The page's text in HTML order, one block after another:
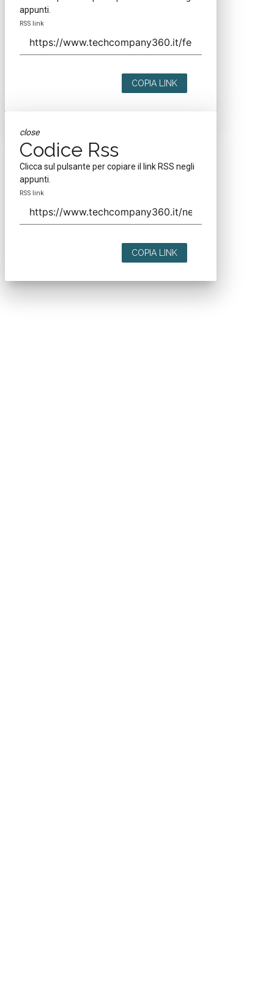
appunti.
RSS link
COPIA LINK
close
Codice Rss
Clicca sul pulsante per copiare il link RSS negli
appunti.
RSS link
COPIA LINK